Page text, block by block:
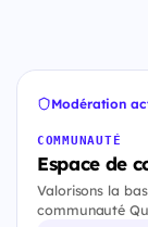
Modération
COMMUNAUTÉ
Espace de
Valorisons la
communauté